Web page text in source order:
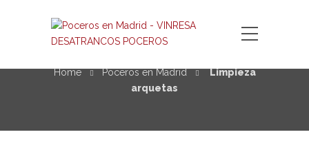
Limpieza arquetas
Home Poceros en Madrid
Limpieza
arquetas